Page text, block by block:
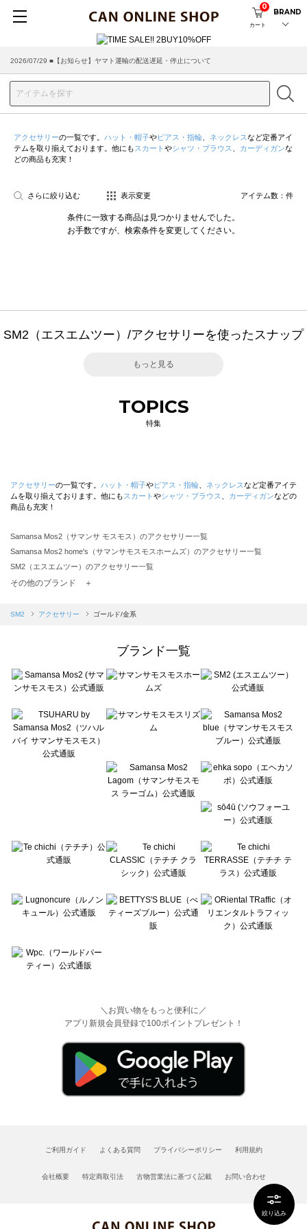
カート
0
BRAND
2026/07/29 ■【お知らせ】ヤマト運輸の配送遅延・停止について
絞り込み
アクセサリーの一覧です。 ハット・帽子やピアス・指輪 ネックレスなど定番アイ
テムを取り揃えております。他にも スカート やシャツ・ブラウス カーディガンな
どの商品も充実！
さらに絞り込む 表示変更 アイテム数： 件
条件に一致する商品は見つかりませんでした。
お手数ですが、検索条件を変更してください。
SM2（エスエムツー）/アクセサリーを使ったスナップ
もっと見る
TOPICS
特集
アクセサリーの一覧です。 ハット・帽子やピアス・指輪 ネックレスなど定番アイテ
ムを取り揃えております。他にも スカート やシャツ・ブラウス カーディガンなどの
商品も充実！
Samansa Mos2（サマンサ モスモス）のアクセサリー一覧
Samansa Mos2 home's（サマンサモスモスホームズ）のアクセサリー一覧
SM2（エスエムツー）のアクセサリー一覧
TSUHARU by Samansa Mos2（ツハルバイサマンサモスモス）のアクセサリー一覧
Samansa Mos2 blue（サマンサモスモス ブルー）のアクセサリー一覧
sō4ū（ソウフォーユー）のアクセサリー一覧
Te chichi（テチチ）のアクセサリー一覧
Te chichi CLASSIC（テチチ クラシック）のアクセサリー一覧
Lugnoncure（ルノンキュール）のアクセサリー一覧
BETTY'S BLUE（べティーズブルー）のアクセサリー一覧
Wpc.（ワールドパーティー）のアクセサリー一覧
その他のブランド ＋
SM2 アクセサリー ゴールド/金系
ブランド一覧
＼お買い物をもっと便利に／
アプリ新規会員登録で100ポイントプレゼント！
ご利用ガイド よくある質問 プライバシーポリシー 利用規約
会社概要 特定商取引法 古物営業法に基づく記載 お問い合わせ